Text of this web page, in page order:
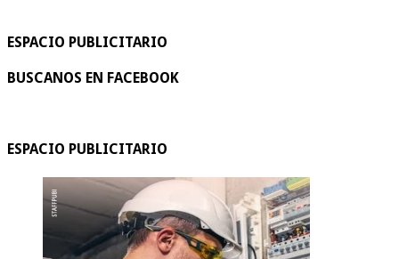
ESPACIO PUBLICITARIO
BUSCANOS EN FACEBOOK
ESPACIO PUBLICITARIO